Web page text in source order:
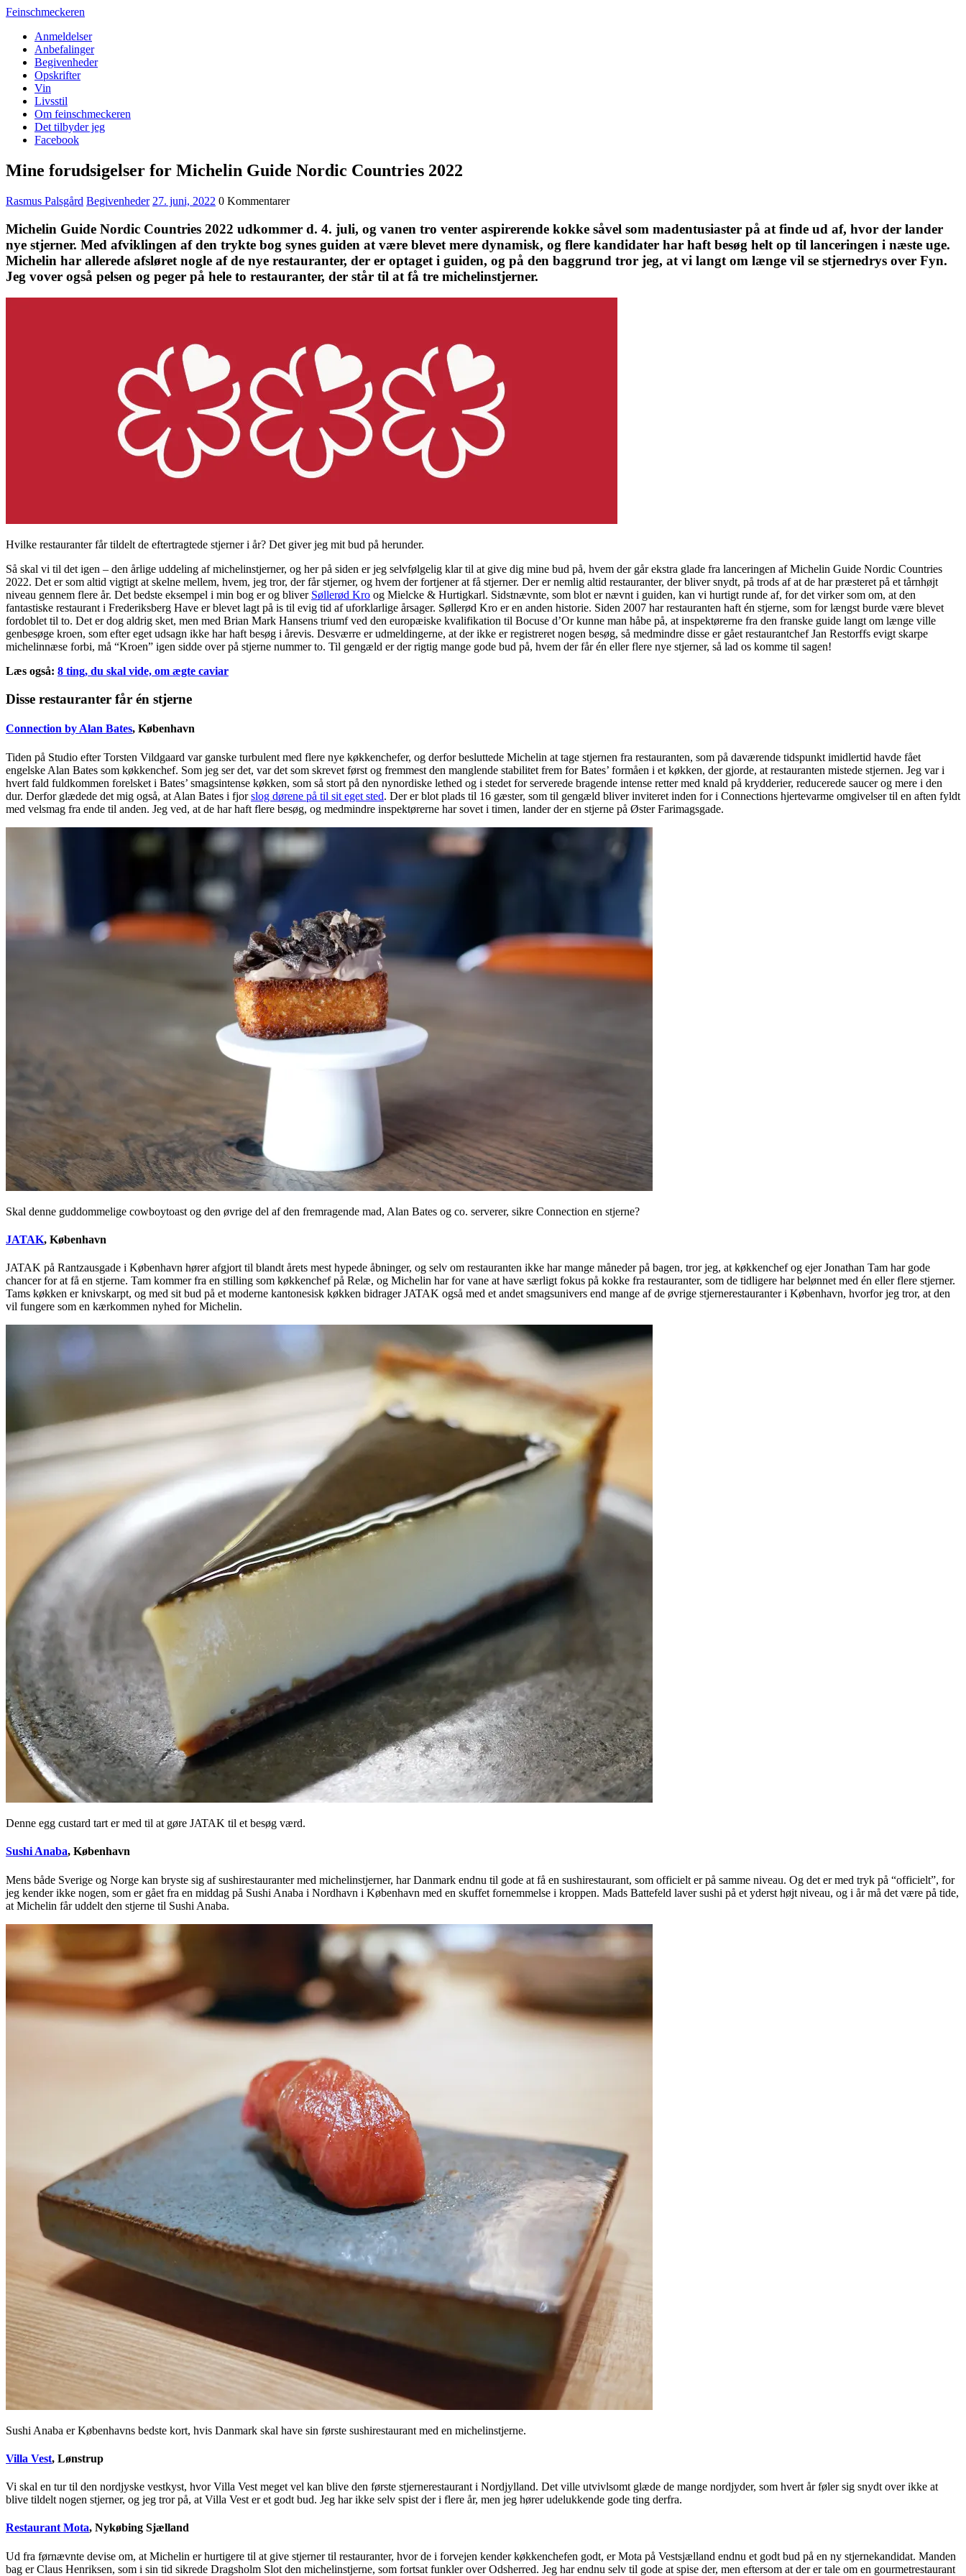
Feinschmeckeren
Anmeldelser
Anbefalinger
Begivenheder
Opskrifter
Vin
Livsstil
Om feinschmeckeren
Det tilbyder jeg
Facebook
Mine forudsigelser for Michelin Guide Nordic Countries 2022
Rasmus Palsgård Begivenheder 27. juni, 2022 0 Kommentarer
Michelin Guide Nordic Countries 2022 udkommer d. 4. juli, og vanen tro venter aspirerende kokke såvel som madentusiaster på at finde ud af, hvor der lander
nye stjerner. Med afviklingen af den trykte bog synes guiden at være blevet mere dynamisk, og flere kandidater har haft besøg helt op til lanceringen i næste uge.
Michelin har allerede afsløret nogle af de nye restauranter, der er optaget i guiden, og på den baggrund tror jeg, at vi langt om længe vil se stjernedrys over Fyn.
Jeg vover også pelsen og peger på hele to restauranter, der står til at få tre michelinstjerner.
Hvilke restauranter får tildelt de eftertragtede stjerner i år? Det giver jeg mit bud på herunder.
Så skal vi til det igen – den årlige uddeling af michelinstjerner, og her på siden er jeg selvfølgelig klar til at give dig mine bud på, hvem der går ekstra glade fra lanceringen af Michelin Guide Nordic Countries
2022. Det er som altid vigtigt at skelne mellem, hvem, jeg tror, der får stjerner, og hvem der fortjener at få stjerner. Der er nemlig altid restauranter, der bliver snydt, på trods af at de har præsteret på et tårnhøjt
niveau gennem flere år. Det bedste eksempel i min bog er og bliver Søllerød Kro og Mielcke & Hurtigkarl. Sidstnævnte, som blot er nævnt i guiden, kan vi hurtigt runde af, for det virker som om, at den
fantastiske restaurant i Frederiksberg Have er blevet lagt på is til evig tid af uforklarlige årsager. Søllerød Kro er en anden historie. Siden 2007 har restauranten haft én stjerne, som for længst burde være blevet
fordoblet til to. Det er dog aldrig sket, men med Brian Mark Hansens triumf ved den europæiske kvalifikation til Bocuse d’Or kunne man håbe på, at inspektørerne fra den franske guide langt om længe ville
genbesøge kroen, som efter eget udsagn ikke har haft besøg i årevis. Desværre er udmeldingerne, at der ikke er registreret nogen besøg, så medmindre disse er gået restaurantchef Jan Restorffs evigt skarpe
michelinnæse forbi, må “Kroen” igen sidde over på stjerne nummer to. Til gengæld er der rigtig mange gode bud på, hvem der får én eller flere nye stjerner, så lad os komme til sagen!
Læs også: 8 ting, du skal vide, om ægte caviar
Disse restauranter får én stjerne
Connection by Alan Bates, København
Tiden på Studio efter Torsten Vildgaard var ganske turbulent med flere nye køkkenchefer, og derfor besluttede Michelin at tage stjernen fra restauranten, som på daværende tidspunkt imidlertid havde fået
engelske Alan Bates som køkkenchef. Som jeg ser det, var det som skrevet først og fremmest den manglende stabilitet frem for Bates’ formåen i et køkken, der gjorde, at restauranten mistede stjernen. Jeg var i
hvert fald fuldkommen forelsket i Bates’ smagsintense køkken, som så stort på den nynordiske lethed og i stedet for serverede bragende intense retter med knald på krydderier, reducerede saucer og mere i den
dur. Derfor glædede det mig også, at Alan Bates i fjorslog dørene på til sit eget sted. Der er blot plads til 16 gæster, som til gengæld bliver inviteret inden for i Connections hjertevarme omgivelser til en aften fyldt
med velsmag fra ende til anden. Jeg ved, at de har haft flere besøg, og medmindre inspektørerne har sovet i timen, lander der en stjerne på Øster Farimagsgade.
Skal denne guddommelige cowboytoast og den øvrige del af den fremragende mad, Alan Bates og co. serverer, sikre Connection en stjerne?
JATAK, København
JATAK på Rantzausgade i København hører afgjort til blandt årets mest hypede åbninger, og selv om restauranten ikke har mange måneder på bagen, tror jeg, at køkkenchef og ejer Jonathan Tam har gode
chancer for at få en stjerne. Tam kommer fra en stilling som køkkenchef på Relæ, og Michelin har for vane at have særligt fokus på kokke fra restauranter, som de tidligere har belønnet med én eller flere stjerner.
Tams køkken er knivskarpt, og med sit bud på et moderne kantonesisk køkken bidrager JATAK også med et andet smagsunivers end mange af de øvrige stjernerestauranter i København, hvorfor jeg tror, at den
vil fungere som en kærkommen nyhed for Michelin.
Denne egg custard tart er med til at gøre JATAK til et besøg værd.
Sushi Anaba, København
Mens både Sverige og Norge kan bryste sig af sushirestauranter med michelinstjerner, har Danmark endnu til gode at få en sushirestaurant, som officielt er på samme niveau. Og det er med tryk på “officielt”, for
jeg kender ikke nogen, som er gået fra en middag på Sushi Anaba i Nordhavn i København med en skuffet fornemmelse i kroppen. Mads Battefeld laver sushi på et yderst højt niveau, og i år må det være på tide,
at Michelin får uddelt den stjerne til Sushi Anaba.
Sushi Anaba er Københavns bedste kort, hvis Danmark skal have sin første sushirestaurant med en michelinstjerne.
Villa Vest, Lønstrup
Vi skal en tur til den nordjyske vestkyst, hvor Villa Vest meget vel kan blive den første stjernerestaurant i Nordjylland. Det ville utvivlsomt glæde de mange nordjyder, som hvert år føler sig snydt over ikke at
blive tildelt nogen stjerner, og jeg tror på, at Villa Vest er et godt bud. Jeg har ikke selv spist der i flere år, men jeg hører udelukkende gode ting derfra.
Restaurant Mota, Nykøbing Sjælland
Ud fra førnævnte devise om, at Michelin er hurtigere til at give stjerner til restauranter, hvor de i forvejen kender køkkenchefen godt, er Mota på Vestsjælland endnu et godt bud på en ny stjernekandidat. Manden
bag er Claus Henriksen, som i sin tid sikrede Dragsholm Slot den michelinstjerne, som fortsat funkler over Odsherred. Jeg har endnu selv til gode at spise der, men eftersom at der er tale om en gourmetrestaurant